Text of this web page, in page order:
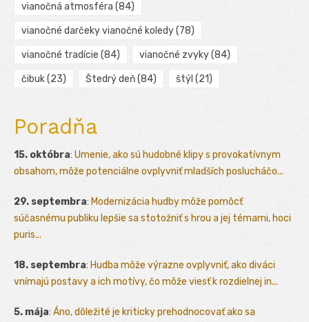
vianočná atmosféra (84)
vianočné darčeky vianočné koledy(78)
vianočné tradície (84) vianočné zvyky(84)
čibuk(23) Štedrý deň(84) štýl (21)
Poradňa
15. októbra: Umenie, ako sú hudobné klipy s provokatívnym
obsahom, môže potenciálne ovplyvniť mladších poslucháčo...
29. septembra: Modernizácia hudby môže pomôcť
súčasnému publiku lepšie sa stotožniť s hrou a jej témami, hoci
puris...
18. septembra: Hudba môže výrazne ovplyvniť, ako diváci
vnímajú postavy a ich motívy, čo môže viesť k rozdielnej in...
5. mája: Áno, dôležité je kriticky prehodnocovať ako sa